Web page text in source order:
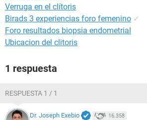
Verruga en el clítoris
Birads 3 experiencias foro femenino ✓
Foro resultados biopsia endometrial
Ubicacion del clitoris
1 respuesta
RESPUESTA 1 / 1
Dr. Joseph Exebio 16.358